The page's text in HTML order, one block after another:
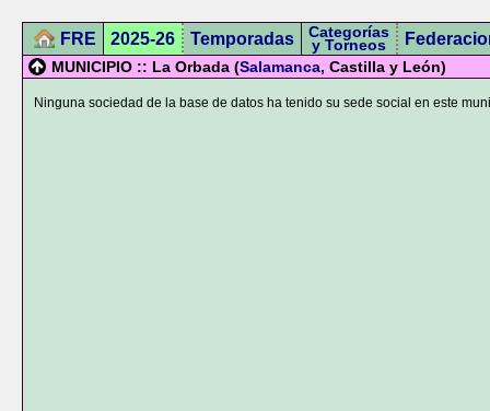
FRE 2025-26 Temporadas Categorías
y Torneos
MUNICIPIO :: La Orbada (Salamanca, Castilla y León)
Ninguna sociedad de la base de datos ha tenido su sede social en este